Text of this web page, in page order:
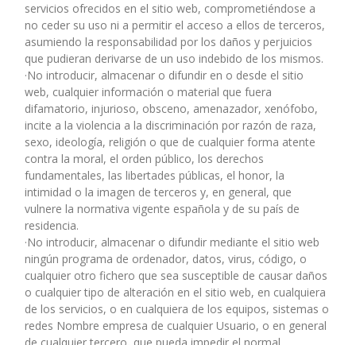
servicios ofrecidos en el sitio web, comprometiéndose a
no ceder su uso ni a permitir el acceso a ellos de terceros,
asumiendo la responsabilidad por los daños y perjuicios
que pudieran derivarse de un uso indebido de los mismos.
·No introducir, almacenar o difundir en o desde el sitio
web, cualquier información o material que fuera
difamatorio, injurioso, obsceno, amenazador, xenófobo,
incite a la violencia a la discriminación por razón de raza,
sexo, ideología, religión o que de cualquier forma atente
contra la moral, el orden público, los derechos
fundamentales, las libertades públicas, el honor, la
intimidad o la imagen de terceros y, en general, que
vulnere la normativa vigente española y de su país de
residencia.
·No introducir, almacenar o difundir mediante el sitio web
ningún programa de ordenador, datos, virus, código, o
cualquier otro fichero que sea susceptible de causar daños
o cualquier tipo de alteración en el sitio web, en cualquiera
de los servicios, o en cualquiera de los equipos, sistemas o
redes Nombre empresa de cualquier Usuario, o en general